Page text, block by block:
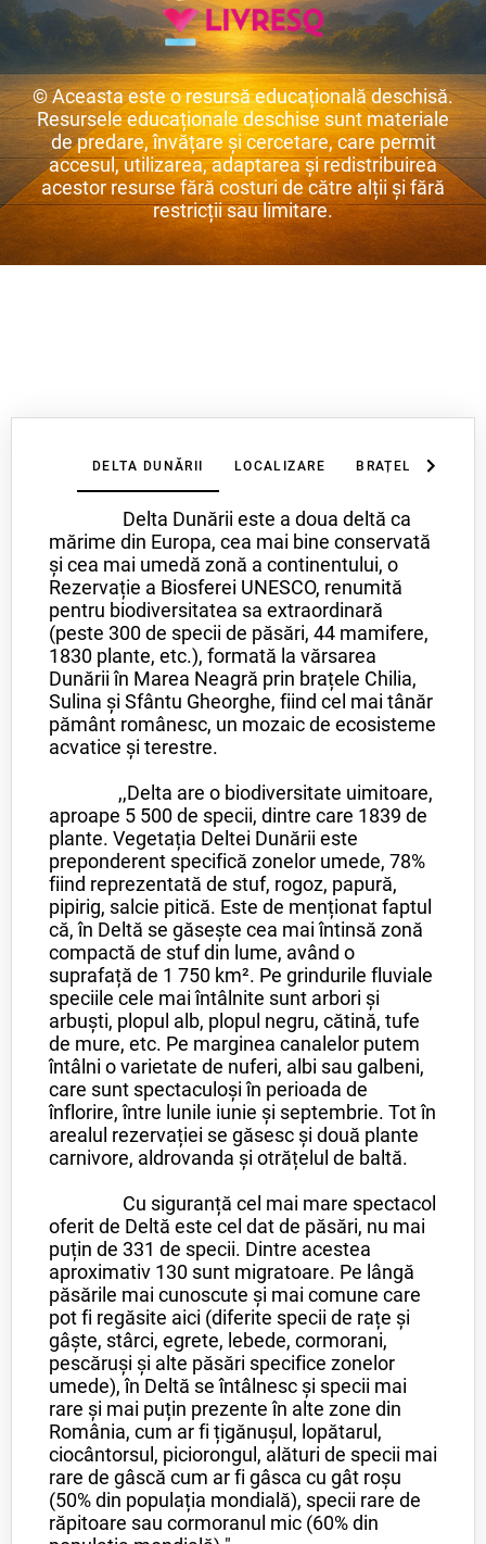
© Aceasta este o resursă educațională deschisă.
Resursele educaționale deschise sunt materiale
de predare, învățare și cercetare, care permit
accesul, utilizarea, adaptarea și redistribuirea
acestor resurse fără costuri de către alții și fără
restricții sau limitare.
DELTA DUNĂRII LOCALIZARE BRAȚELE DUNĂRII
Delta Dunării este a doua deltă ca
mărime din Europa, cea mai bine conservată
și cea mai umedă zonă a continentului, o
Rezervație a Biosferei UNESCO, renumită
pentru biodiversitatea sa extraordinară
(peste 300 de specii de păsări, 44 mamifere,
1830 plante, etc.), formată la vărsarea
Dunării în Marea Neagră prin brațele Chilia,
Sulina și Sfântu Gheorghe, fiind cel mai tânăr
pământ românesc, un mozaic de ecosisteme
acvatice și terestre.
,,Delta are o biodiversitate uimitoare,
aproape 5 500 de specii, dintre care 1839 de
plante. Vegetația Deltei Dunării este
preponderent specifică zonelor umede, 78%
fiind reprezentată de stuf, rogoz, papură,
pipirig, salcie pitică. Este de menționat faptul
că, în Deltă se găsește cea mai întinsă zonă
compactă de stuf din lume, având o
suprafață de 1 750 km². Pe grindurile fluviale
speciile cele mai întâlnite sunt arbori și
arbuști, plopul alb, plopul negru, cătină, tufe
de mure, etc. Pe marginea canalelor putem
întâlni o varietate de nuferi, albi sau galbeni,
care sunt spectaculoși în perioada de
înflorire, între lunile iunie și septembrie. Tot în
arealul rezervației se găsesc și două plante
carnivore, aldrovanda și otrățelul de baltă.
Cu siguranță cel mai mare spectacol
oferit de Deltă este cel dat de păsări, nu mai
puțin de 331 de specii. Dintre acestea
aproximativ 130 sunt migratoare. Pe lângă
păsările mai cunoscute și mai comune care
pot fi regăsite aici (diferite specii de rațe și
gâște, stârci, egrete, lebede, cormorani,
pescăruși și alte păsări specifice zonelor
umede), în Deltă se întâlnesc și specii mai
rare și mai puțin prezente în alte zone din
România, cum ar fi țigănușul, lopătarul,
ciocântorsul, piciorongul, alături de specii mai
rare de gâscă cum ar fi gâsca cu gât roșu
(50% din populația mondială), specii rare de
răpitoare sau cormoranul mic (60% din